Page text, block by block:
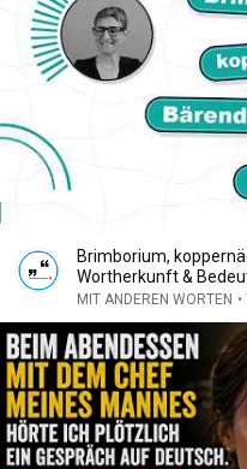
Brimborium,
Wortherkunft &
MIT ANDEREN WORTEN •